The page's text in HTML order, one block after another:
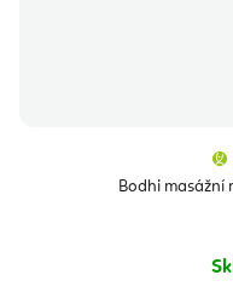
Bodhi masážní